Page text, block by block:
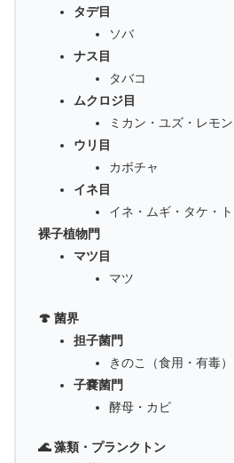
タデ目
ソバ
ナス目
タバコ
ムクロジ目
ミカン・ユズ・レモ
ウリ目
カボチャ
イネ目
イネ・ムギ・タケ・
裸子植物門
マツ目
マツ
🍄 菌界
担子菌門
きのこ（食用・有毒）
子嚢菌門
酵母・カビ
🌊 藻類・プランクトン